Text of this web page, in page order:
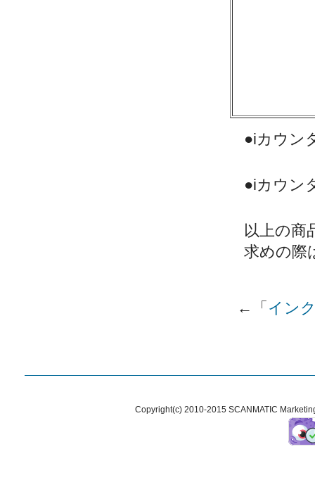
●iカウン
●iカウン
以上の商
求めの際
←「 イン
Copyright(c) 2010-2015 SCANMATIC